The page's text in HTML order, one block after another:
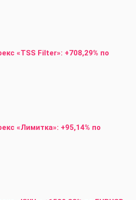
«TSS Filter»: +708,29% по
«Лимитка»: +95,14% по